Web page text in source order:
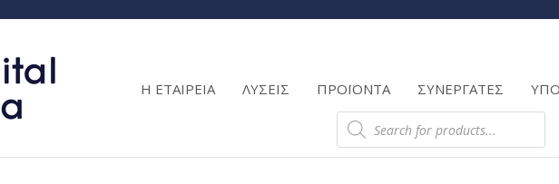
Η ΕΤΑΙΡΕΙΑ ΛΥΣΕΙΣ ΠΡΟΪΟΝΤΑ ΣΥΝΕΡΓΑΤΕΣ
Products
search
Products